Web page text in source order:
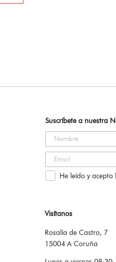
Suscríbete a nuestra
He leído y acepto
Visítanos
Rosalía de Castro, 7
15004 A Coruña